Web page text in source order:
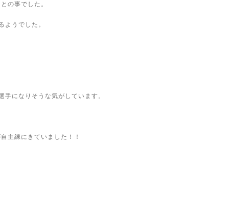
の事でした。
ようでした。
になりそうな気がしています。
主練にきていました！！